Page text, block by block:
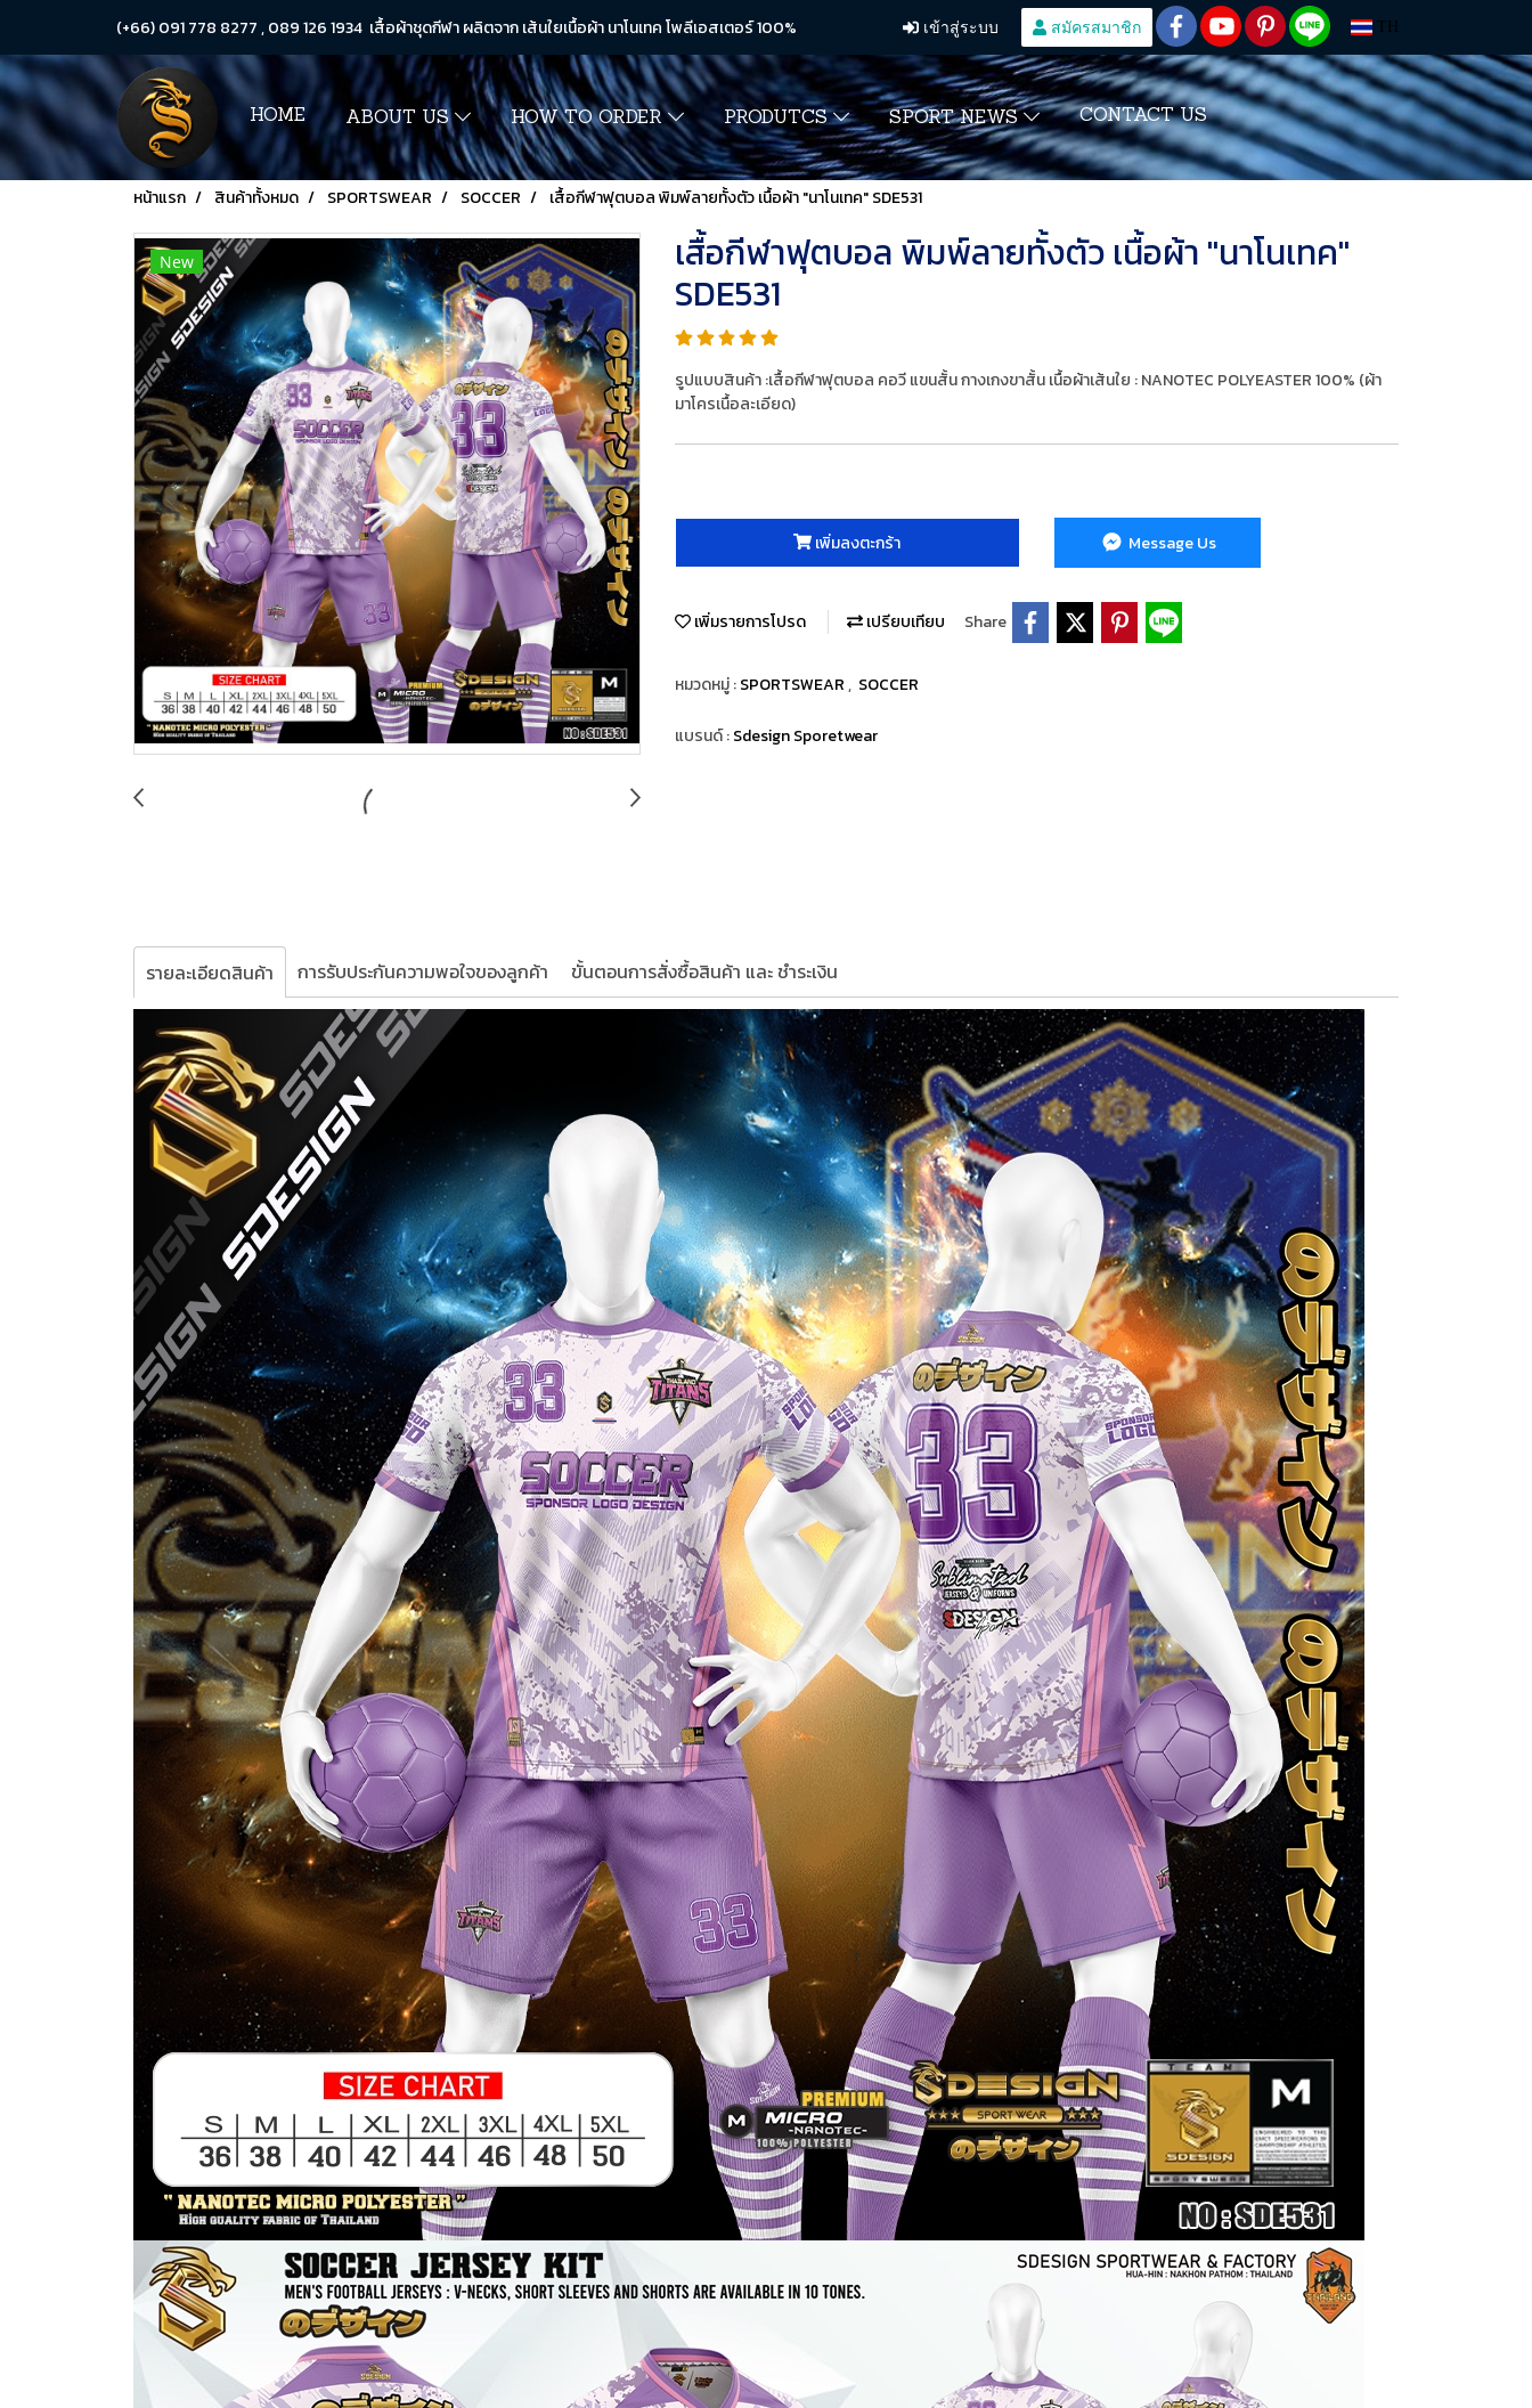
(+66) 091 778 8277 , 089 126 1934 เสื้อผ้าชุดกีฬา ผลิตจาก เส้นใยเนื้อผ้า นาโนเทค โพลีเอสเตอร์ 100% เข้าสู่ระบบ สมัครสมาชิก TH
HOME ABOUT US HOW TO ORDER PRODUTCS SPORT NEWS CONTACT US
หน้าแรก สินค้าทั้งหมด SPORTSWEAR SOCCER เสื้อกีฬาฟุตบอล พิมพ์ลายทั้งตัว เนื้อผ้า "นาโนเทค" SDE531
New
เสื้อกีฬาฟุตบอล พิมพ์ลายทั้งตัว เนื้อผ้า "นาโนเทค"
SDE531
รูปแบบสินค้า :เสื้อกีฬาฟุตบอล คอวี แขนสั้น กางเกงขาสั้น เนื้อผ้าเส้นใย : NANOTEC POLYEASTER 100% (ผ้า
มาโครเนื้อละเอียด)
เพิ่มลงตะกร้า Message Us
เพิ่มรายการโปรด เปรียบเทียบ Share
หมวดหมู่ :SPORTSWEAR, SOCCER
แบรนด์ :Sdesign Sporetwear
รายละเอียดสินค้า การรับประกันความพอใจของลูกค้า ขั้นตอนการสั่งซื้อสินค้า และ ชำระเงิน